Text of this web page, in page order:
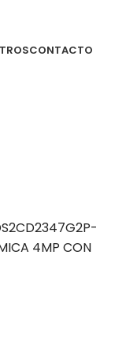
CONTACTO
4MP CON